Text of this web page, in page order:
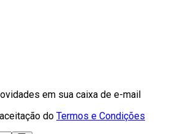
em sua caixa de e-mail
do Termos e Condições